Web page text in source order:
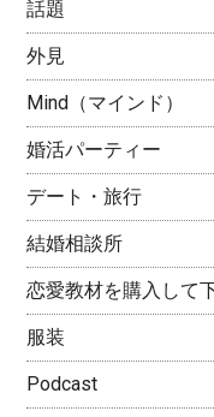
話題
外見
Mind（マインド）
婚活パーティー
デート・旅行
結婚相談所
恋愛教材を購入して
服装
Podcast